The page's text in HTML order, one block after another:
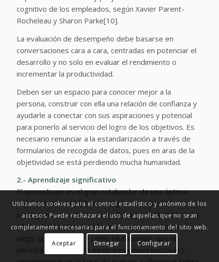
cognitivo de los empleados, según Xavier Parent-
Rocheleau y Sharon Parke[10].
La evaluación de desempeño debe basarse en
conversaciones cara a cara, centradas en potenciar el
desarrollo y no solo en evaluar el rendimiento o
incrementar la productividad.
Deben ser un espacio para conocer mejor a la
persona, construir con ella una relación de confianza y
ayudarle a conectar con sus aspiraciones y potencial
para ponerlo al servicio del logro de los objetivos. Es
necesario renunciar a la estandarización a través de
formularios de recogida de datos, pues en aras de la
objetividad se está perdiendo mucha humanidad.
2.- Aprendizaje significativo
El aprendizaje es el gran catalizador de una óptima
experiencia del empleado, según los expertos
participantes en el encuentro Future of HR 2023. Para
ello ha de diseñarse de forma que la persona pueda
elegir qué aprender y cómo (autonomía), que le
permita aprender con otros (relaciones positivas),
Utilizamos cookies para el control estadístico y anónimo de los
accesos. Puede rechazara el uso de aquellas que no sean
completamente necesarias para el funcionamiento del sitio web.
Aceptar
Denegar Configurar